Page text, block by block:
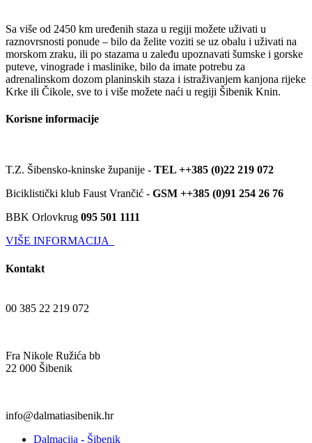
Sa više od 2450 km uređenih staza u regiji možete uživati u
raznovrsnosti ponude – bilo da želite voziti se uz obalu i uživati na
morskom zraku, ili po stazama u zaleđu upoznavati šumske i gorske
puteve, vinograde i maslinike, bilo da imate potrebu za
adrenalinskom dozom planinskih staza i istraživanjem kanjona rijeke
Krke ili Čikole, sve to i više možete naći u regiji Šibenik Knin.
Korisne informacije
T.Z. Šibensko-kninske županije - TEL ++385 (0)22 219 072
Biciklistički klub Faust Vrančić - GSM ++385 (0)91 254 26 76
BBK Orlovkrug 095 501 1111
VIŠE INFORMACIJA
Kontakt
00 385 22 219 072
Fra Nikole Ružića bb
22 000 Šibenik
info@dalmatiasibenik.hr
Dalmacija - Šibenik